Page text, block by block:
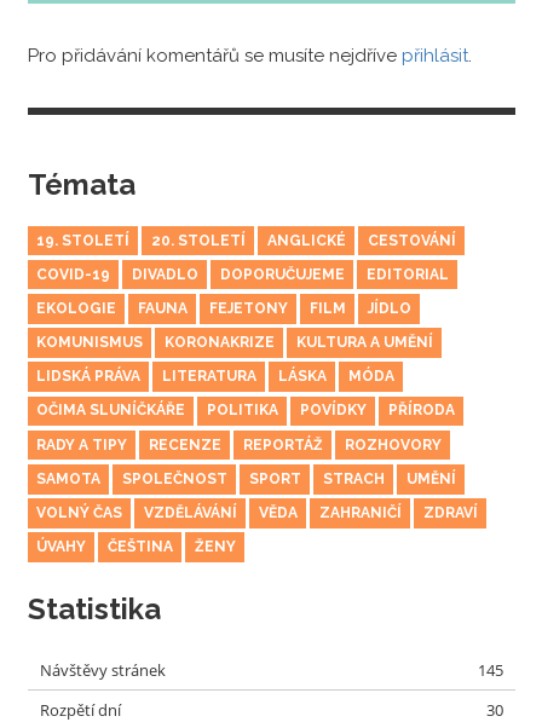
Pro přidávání komentářů se musíte nejdříve přihlásit.
Témata
19. STOLETÍ 20. STOLETÍ ANGLICKÉ CESTOVÁNÍ
COVID-19 DIVADLO DOPORUČUJEME EDITORIAL
EKOLOGIE FAUNA FEJETONY FILM JÍDLO
KOMUNISMUS KORONAKRIZE KULTURA A UMĚNÍ
LIDSKÁ PRÁVA LITERATURA LÁSKA MÓDA
OČIMA SLUNÍČKÁŘE POLITIKA POVÍDKY PŘÍRODA
RADY A TIPY RECENZE REPORTÁŽ ROZHOVORY
SAMOTA SPOLEČNOST SPORT STRACH UMĚNÍ
VOLNÝ ČAS VZDĚLÁVÁNÍ VĚDA ZAHRANIČÍ ZDRAVÍ
ÚVAHY ČEŠTINA ŽENY
Statistika
Návštěvy stránek
145
Rozpětí dní
30